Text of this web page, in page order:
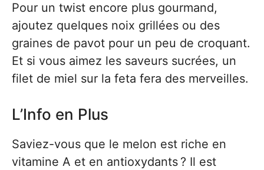
Pour un twist encore plus gourmand,
ajoutez quelques noix grillées ou des
graines de pavot pour un peu de croquant.
Et si vous aimez les saveurs sucrées, un
filet de miel sur la feta fera des merveilles.
L’Info en Plus
Saviez-vous que le melon est riche en
vitamine A et en antioxydants ? Il est